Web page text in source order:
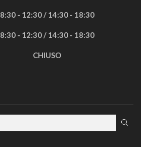
8:30 - 12:30 / 14:30 - 18:30
8:30 - 12:30 / 14:30 - 18:30
CHIUSO